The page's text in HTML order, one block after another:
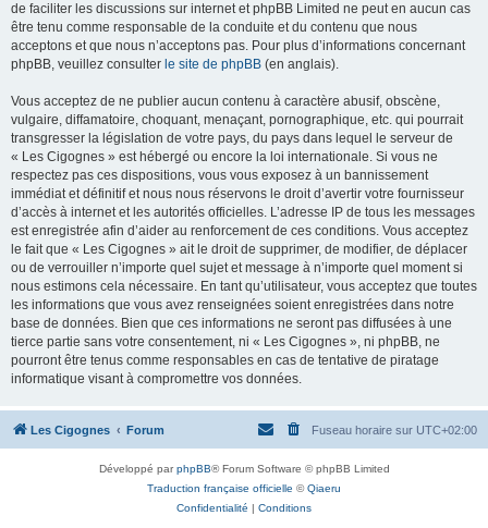
de faciliter les discussions sur internet et phpBB Limited ne peut en aucun cas
être tenu comme responsable de la conduite et du contenu que nous
acceptons et que nous n’acceptons pas. Pour plus d’informations concernant
phpBB, veuillez consulter le site de phpBB (en anglais).
Vous acceptez de ne publier aucun contenu à caractère abusif, obscène,
vulgaire, diffamatoire, choquant, menaçant, pornographique, etc. qui pourrait
transgresser la législation de votre pays, du pays dans lequel le serveur de
« Les Cigognes » est hébergé ou encore la loi internationale. Si vous ne
respectez pas ces dispositions, vous vous exposez à un bannissement
immédiat et définitif et nous nous réservons le droit d’avertir votre fournisseur
d’accès à internet et les autorités officielles. L’adresse IP de tous les messages
est enregistrée afin d’aider au renforcement de ces conditions. Vous acceptez
le fait que « Les Cigognes » ait le droit de supprimer, de modifier, de déplacer
ou de verrouiller n’importe quel sujet et message à n’importe quel moment si
nous estimons cela nécessaire. En tant qu’utilisateur, vous acceptez que toutes
les informations que vous avez renseignées soient enregistrées dans notre
base de données. Bien que ces informations ne seront pas diffusées à une
tierce partie sans votre consentement, ni « Les Cigognes », ni phpBB, ne
pourront être tenus comme responsables en cas de tentative de piratage
informatique visant à compromettre vos données.
Les Cigognes Forum Fuseau horaire sur UTC+02:00
Développé parphpBB® Forum Software © phpBB Limited
Traduction française officielle ©Qiaeru
Confidentialité | Conditions